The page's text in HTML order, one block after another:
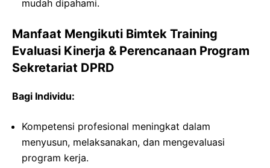
mudah dipahami.
Manfaat Mengikuti Bimtek Training
Evaluasi Kinerja & Perencanaan Program
Sekretariat DPRD
Bagi Individu:
Kompetensi profesional meningkat dalam
menyusun, melaksanakan, dan mengevaluasi
program kerja.